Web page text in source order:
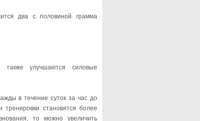
два с половиной грамма
также улучшаются силовые
в течение суток за час до
становятся более
то можно увеличить